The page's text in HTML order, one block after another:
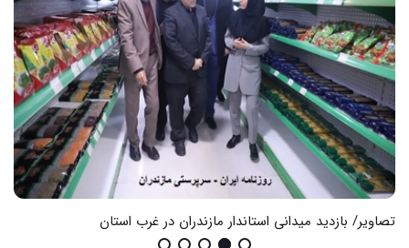
تصاویر/ بازدید میدانی استاندار مازندران در غرب استان